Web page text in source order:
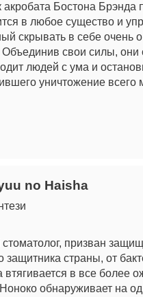
акробата Бостона Брэнда
в любое существо и
скрывать в себе очень
свои силы, они
людей с ума и
уничтожение всего
no Haisha
призван
защитника страны, от
втягивается в все более
обнаруживает на